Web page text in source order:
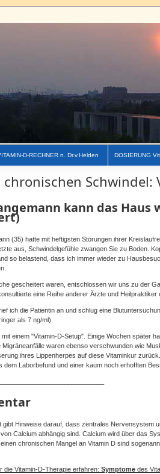
D-RECHNER n. Dr.v.Helden DOSIERUNG
chronischen Schwindel:
kann das Haus
(35) hatte mit heftigsten Störungen ihrer
aus, Schwindelgefühle zwangen Sie zu Boden.
so belastend, dass ich immer wieder zu
gescheitert waren, entschlossen wir uns zu der
eine Reihe anderer Ärzte und
ich die Patientin an und schlug eine
als 7 ng/ml).
mit einem "Vitamin-D-Setup". Einige Wochen später
Migräneanfälle waren ebenso verschwunden wie
ihres Lippenherpes auf diese Vitaminkur
dem Laborbefund und einer kaum noch erhofften
gibt Hinweise darauf, dass zentrales Nervensystem
Calcium abhängig sind. Calcium wird über das
chronischen Mangel an Vitamin D sind
die Vitamin-D-Therapie erfahren: Symptome des